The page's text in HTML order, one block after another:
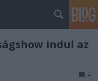
indul az
4